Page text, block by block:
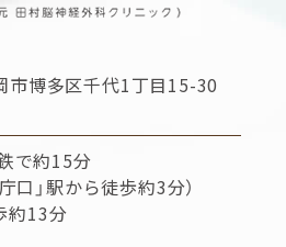
市博多区千代1丁目15-30
で約15分
口」駅から徒歩約3分）
約13分